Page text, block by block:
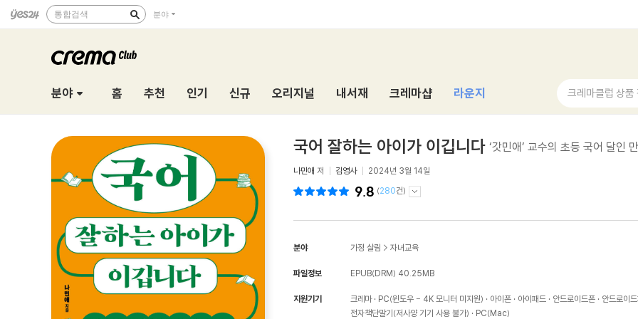
통합검색 분야
분야 홈 추천 인기 신규 오리지널 내서재 크레마샵 라운지 크레마클럽 상품
국어 잘하는 아이가 이깁니다 ‘갓민애’ 교수의 초등 국어 달인
나민애 저 김영사 2024년 3월 14일
9.8 (280건)
분야 가정 살림 > 자녀교육
파일정보 EPUB(DRM) 40.25MB
지원기기 크레마 PC(윈도우 - 4K 모니터 미지원) 아이폰 아이패드 안드로이드폰
안드로이
전자책단말기(저사양 기기 사용 불가)
PC(Mac)